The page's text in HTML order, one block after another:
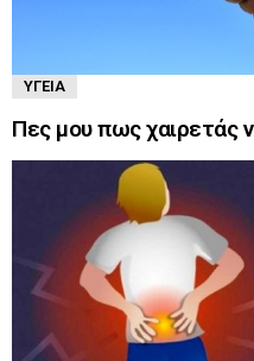
ΥΓΕΊΑ
Πες μου πως χαιρετάς